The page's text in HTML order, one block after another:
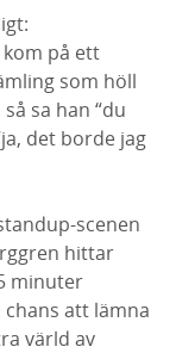
kom på ett
som höll
sa han “du
det borde jag
scenen
hittar
minuter
att lämna
värld av